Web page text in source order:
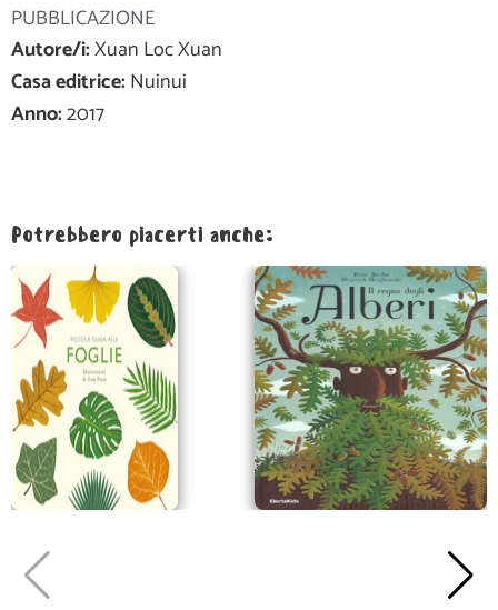
PUBBLICAZIONE
Autore/i:Xuan Loc Xuan
Casa editrice:Nuinui
Anno:2017
Potrebbero piacerti anche: